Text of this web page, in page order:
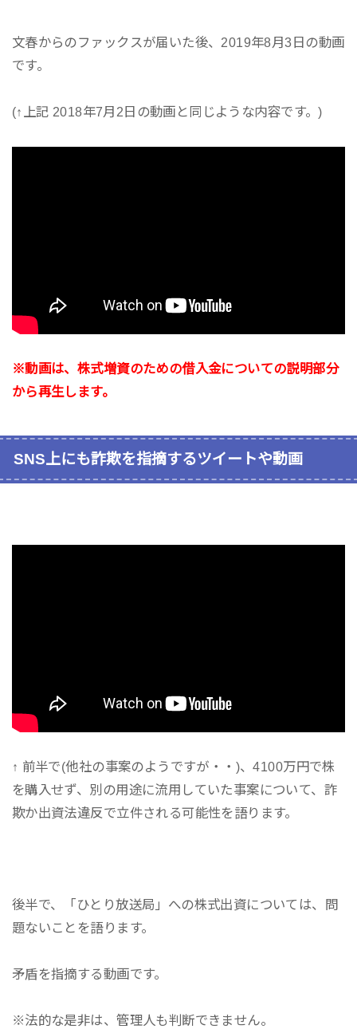
文春からのファックスが届いた後、2019年8月3日の動画
です。
(↑上記 2018年7月2日の動画と同じような内容です。)
※動画は、株式増資のための借入金についての説明部分
から再生します。
SNS上にも詐欺を指摘するツイートや動画
↑ 前半で(他社の事案のようですが・・)、4100万円で株
を購入せず、別の用途に流用していた事案について、詐
欺か出資法違反で立件される可能性を語ります。
後半で、「ひとり放送局」への株式出資については、問
題ないことを語ります。
矛盾を指摘する動画です。
※法的な是非は、管理人も判断できません。